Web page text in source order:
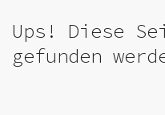
Ups! Diese
gefunden